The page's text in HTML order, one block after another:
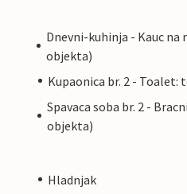
Dnevni-kuhinja - Kauc
objekta)
Kupaonica br. 2 - Toalet:
Spavaca soba br. 2 -
objekta)
Hladnjak